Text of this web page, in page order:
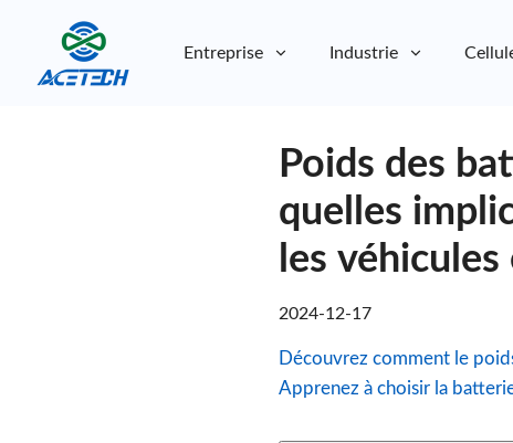
Entreprise Industrie
Poids des
quelles
les
2024-12-17
Découvrez comment le
Apprenez à choisir la